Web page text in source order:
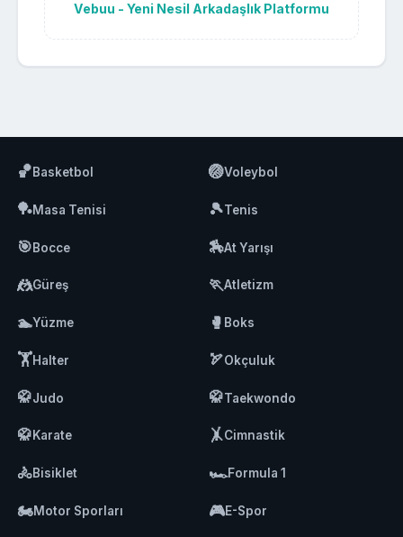
Vebuu - Yeni Nesil Arkadaşlık Platformu
🏀Basketbol 🏐Voleybol
🏓Masa Tenisi 🎾Tenis
🎯Bocce 🏇At Yarışı
🤼Güreş 🏃Atletizm
🏊Yüzme 🥊 Boks
🏋️Halter 🏹Okçuluk
🥋Judo 🥋Taekwondo
🥋Karate 🤸Cimnastik
🚴Bisiklet 🏎️Formula 1
🏍️Motor Sporları 🎮E-Spor